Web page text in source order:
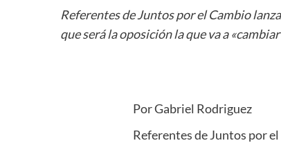
Referentes de Juntos por el Cambio
que será la oposición la que va a
Por Gabriel Rodriguez
Referentes de Juntos por